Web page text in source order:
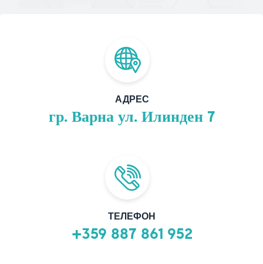
АДРЕС
гр. Варна ул. Илинден 7
ТЕЛЕФОН
+359 887 861 952